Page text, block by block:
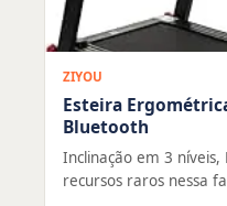
ZIYOU
Esteira
Bluetooth
Inclinação em 3
recursos raros nessa